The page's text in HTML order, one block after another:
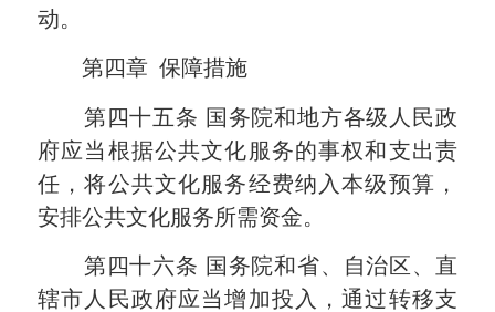
动。
第四章 保障措施
第四十五条 国务院和地方各级人民政
府应当根据公共文化服务的事权和支出责
任，将公共文化服务经费纳入本级预算，
安排公共文化服务所需资金。
第四十六条 国务院和省、自治区、直
辖市人民政府应当增加投入，通过转移支